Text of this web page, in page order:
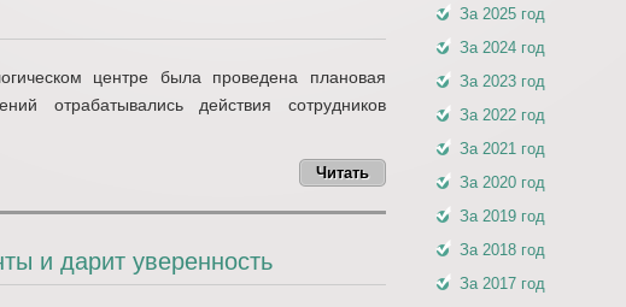
центре была проведена плановая
отрабатывались действия сотрудников
Читать
и дарит уверенность
За 2025 год
За 2024 год
За 2023 год
За 2022 год
За 2021 год
За 2020 год
За 2019 год
За 2018 год
За 2017 год